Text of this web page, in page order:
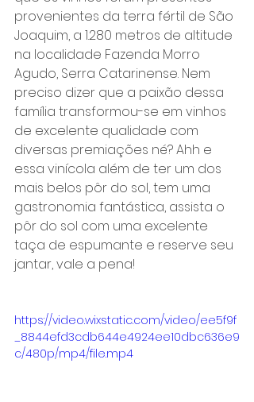
provenientes da terra fértil de São
Joaquim, a 1.280 metros de altitude
na localidade Fazenda Morro
Agudo, Serra Catarinense. Nem
preciso dizer que a paixão dessa
família transformou-se em vinhos
de excelente qualidade com
diversas premiações né? Ahh e
essa vinícola além de ter um dos
mais belos pôr do sol, tem uma
gastronomia fantástica, assista o
pôr do sol com uma excelente
taça de espumante e reserve seu
jantar, vale a pena!
https://video.wixstatic.com/video/ee5f9f
_8844efd3cdb644e4924ee10dbc636e9
c/480p/mp4/file.mp4